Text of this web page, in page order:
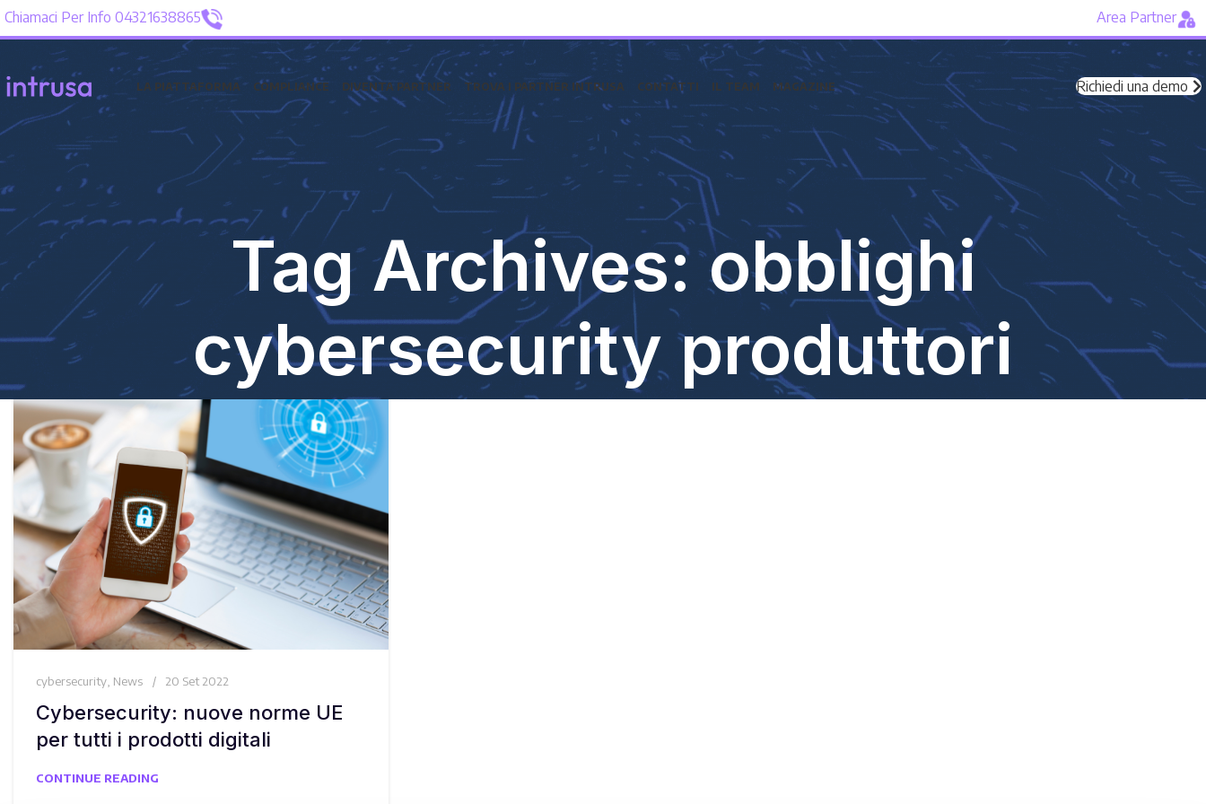
Chiamaci Per Info 04321638865 Area Partner
LA PIATTAFORMA COMPLIANCE DIVENTA PARTNER TROVA I PARTNER INTRUSA CONTATTI IL TEAM MAGAZINE Richiedi una demo
Tag Archives: obblighi
cybersecurity produttori
cybersecurity News 20 Set 2022
Cybersecurity: nuove norme UE
per tutti i prodotti digitali
CONTINUE READING